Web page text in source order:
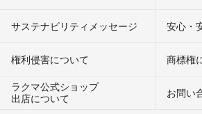
サステナビリティメッセージ 安心・
権利侵害について
商標権
ラクマ公式ショップ
出店について
お問い